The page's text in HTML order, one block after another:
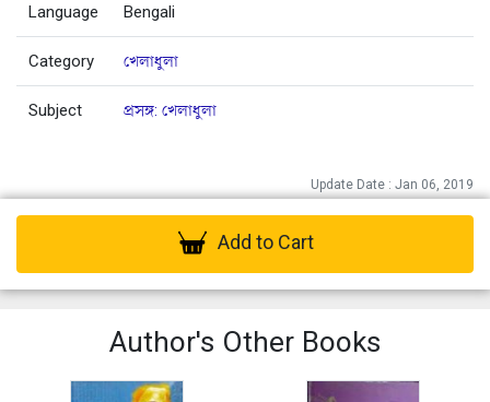
Language Bengali
Category খেলাধুলা
Subject প্রসঙ্গ: খেলাধুলা
Update Date : Jan 06, 2019
Add to Cart
Author's Other Books